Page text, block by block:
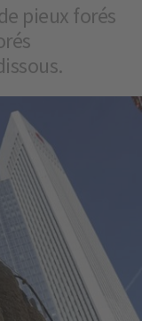
pieux forés